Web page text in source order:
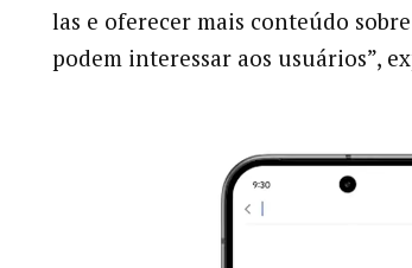
las e oferecer mais conteúdo
podem interessar aos usuários”,